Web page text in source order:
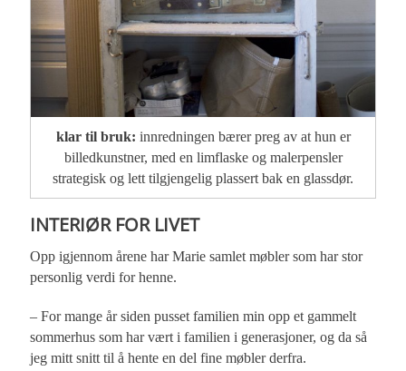
klar til bruk: innredningen bærer preg av at hun er
billedkunstner, med en limflaske og malerpensler
strategisk og lett tilgjengelig plassert bak en glassdør.
INTERIØR FOR LIVET
Opp igjennom årene har Marie samlet møbler som har stor
personlig verdi for henne.
– For mange år siden pusset familien min opp et gammelt
sommerhus som har vært i familien i generasjoner, og da så
jeg mitt snitt til å hente en del fine møbler derfra.